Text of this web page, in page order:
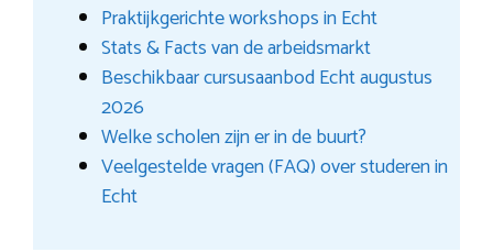
Praktijkgerichte workshops in Echt
Stats & Facts van de arbeidsmarkt
Beschikbaar cursusaanbod Echt augustus
2026
Welke scholen zijn er in de buurt?
Veelgestelde vragen (FAQ) over studeren in
Echt